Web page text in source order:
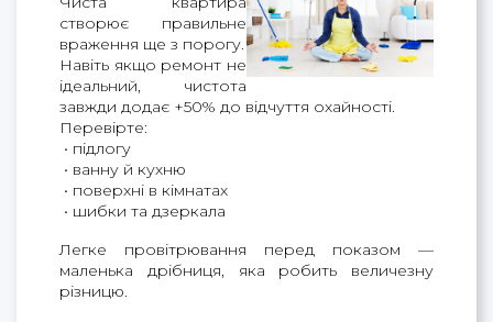
створює правильне
враження ще з порогу.
Навіть якщо ремонт не
ідеальний, чистота
завжди додає +50% до відчуття охайності.
Перевірте:
• підлогу
• ванну й кухню
• поверхні в кімнатах
• шибки та дзеркала
Легке провітрювання перед показом —
маленька дрібниця, яка робить величезну
різницю.